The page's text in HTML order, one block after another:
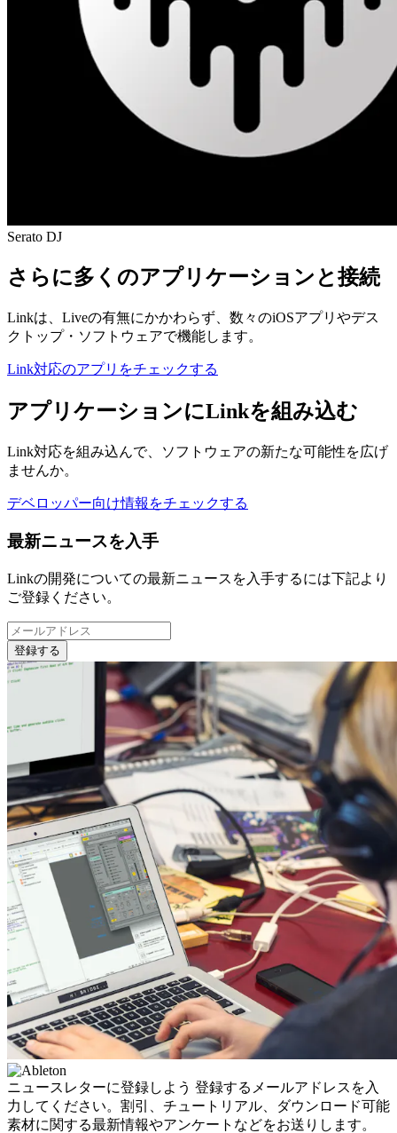
Serato DJ
さらに多くのアプリケーションと接続
Linkは、Liveの有無にかかわらず、数々のiOSアプリやデス
クトップ・ソフトウェアで機能します。
Link対応のアプリをチェックする
アプリケーションにLinkを組み込む
Link対応を組み込んで、ソフトウェアの新たな可能性を広げ
ませんか。
デベロッパー向け情報をチェックする
最新ニュースを入手
Linkの開発についての最新ニュースを入手するには下記より
ご登録ください。
ニュースレターに登録しよう 登録するメールアドレスを入
力してください。割引、チュートリアル、ダウンロード可能
素材に関する最新情報やアンケートなどをお送りします。